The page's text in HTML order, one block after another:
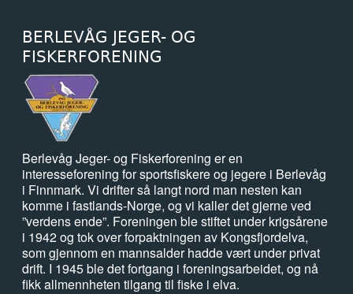
BERLEVÅG JEGER- OG
FISKERFORENING
Berlevåg Jeger- og Fiskerforening er en
interesseforening for sportsfiskere og jegere i Berlevåg
i Finnmark. Vi drifter så langt nord man nesten kan
komme i fastlands-Norge, og vi kaller det gjerne ved
”verdens ende”. Foreningen ble stiftet under krigsårene
i 1942 og tok over forpaktningen av Kongsfjordelva,
som gjennom en mannsalder hadde vært under privat
drift. I 1945 ble det fortgang i foreningsarbeidet, og nå
fikk allmennheten tilgang til fiske i elva.